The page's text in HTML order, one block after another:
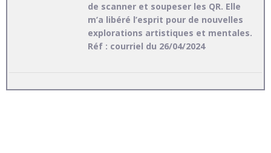
de scanner et soupeser les QR. Elle
m’a libéré l’esprit pour de nouvelles
explorations artistiques et mentales.
Réf : courriel du 26/04/2024